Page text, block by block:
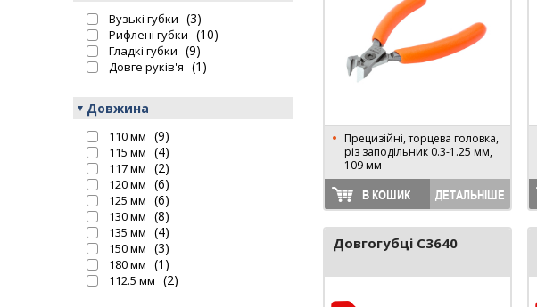
Прецизійні, торцева головка,
різ заподільник 0.3-1.25 мм,
109 мм
В КОШИК ДЕТАЛЬНІШЕ
Довгогубці C3640
Вузькі губки (3)
Рифлені губки (10)
Гладкі губки (9)
Довге руків'я (1)
Довжина
110 мм (9)
115 мм (4)
117 мм (2)
120 мм (6)
125 мм (6)
130 мм (8)
135 мм (4)
150 мм (3)
180 мм (1)
112.5 мм (2)